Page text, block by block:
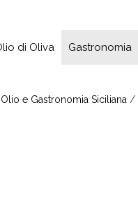
di Oliva Gastronomia
e Gastronomia Siciliana /